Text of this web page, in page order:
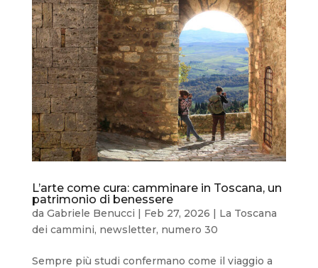
L’arte come cura: camminare in Toscana, un
patrimonio di benessere
da Gabriele Benucci | Feb 27, 2026 | La Toscana
dei cammini, newsletter, numero 30
Sempre più studi confermano come il viaggio a